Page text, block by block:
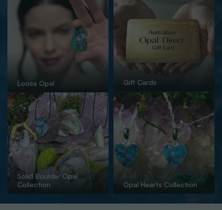
Loose Opal Gift Cards
Solid Boulder Opal
Collection
Opal Hearts Collection